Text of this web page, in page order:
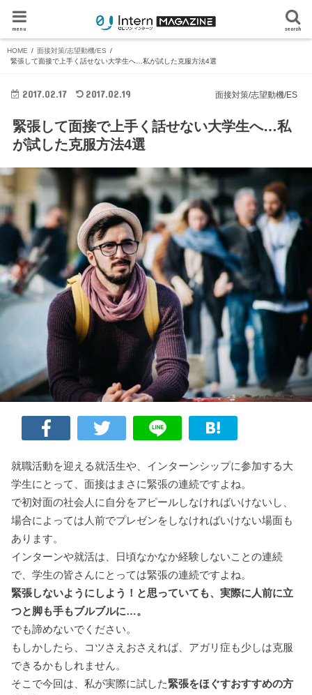
search
menu
HOME
面接対策/志望動機/ES
緊張して面接で上手く話せない大学生へ…私が試した克服方法4選
面接対策/志望動機/ES
2017.02.17 2017.02.19
緊張して面接で上手く話せない大学生へ…私
が試した克服方法4選
就職活動を迎える就活生や、インターンシップに参加する大
学生にとって、面接はまさに緊張の連続ですよね。
で初対面の社会人に自分をアピールしなければいけないし、
場合によっては人前でプレゼンをしなければいけない場面も
あります。
インターンや就活は、日頃なかなか経験しないことの連続
で、学生の皆さんにとっては緊張の連続ですよね。
緊張しないようにしよう！と思っていても、実際に人前に立
つと脚も手もブルブルに…。
でも諦めないでください。
もしかしたら、コツさえおさえれば、アガリ症も少しは克服
できるかもしれません。
そこで今回は、私が実際に試した緊張をほぐすおすすめの方